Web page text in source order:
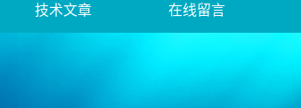
技术文章 在线留言